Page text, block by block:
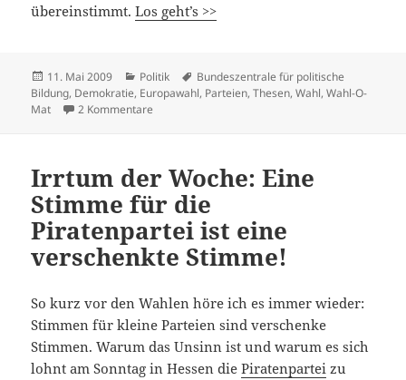
übereinstimmt.Los geht’s >>
Veröffentlicht
am
11. Mai 2009 Kategorien
Politik Schlagwörter
Bundeszentrale für politische
Bildung, Demokratie, Europawahl, Parteien,Thesen,Wahl,Wahl-O-
Mat
2 Kommentare
Irrtum der Woche: Eine
Stimme für die
Piratenpartei ist eine
verschenkte Stimme!
So kurz vor den Wahlen höre ich es immer wieder:
Stimmen für kleine Parteien sind verschenke
Stimmen. Warum das Unsinn ist und warum es sich
lohnt am Sonntag in Hessen diePiratenpartei zu